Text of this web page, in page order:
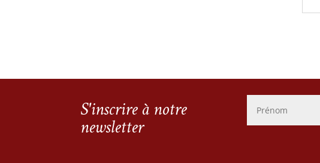
S'inscrire à notre
newsletter